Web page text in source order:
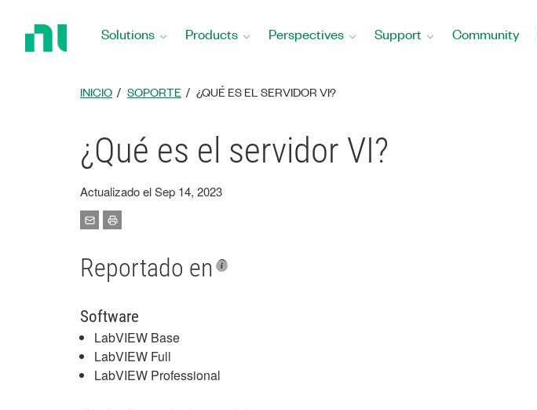
Solutions Products Perspectives Support Community
INICIO SOPORTE ¿QUÉ ES EL SERVIDOR VI?
¿Qué es el servidor VI?
Actualizado el Sep 14, 2023
Reportado en
Software
LabVIEW Base
LabVIEW Full
LabVIEW Professional